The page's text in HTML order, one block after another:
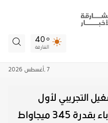
40
الشارقة
7 , أغسطس 2026
التجريبي لأول
ميجاواط